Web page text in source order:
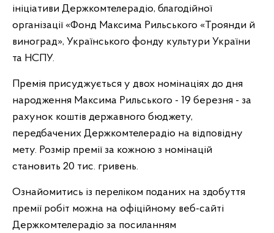
ініціативи Держкомтелерадіо, благодійної
організації «Фонд Максима Рильського «Троянди й
виноград», Українського фонду культури України
та НСПУ.
Премія присуджується у двох номінаціях до дня
народження Максима Рильського - 19 березня - за
рахунок коштів державного бюджету,
передбачених Держкомтелерадіо на відповідну
мету. Розмір премії за кожною з номінацій
становить 20 тис. гривень.
Ознайомитись із переліком поданих на здобуття
премії робіт можна на офіційному веб-сайті
Держкомтелерадіо за посиланням